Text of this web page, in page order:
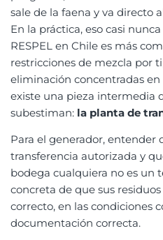
sale de la faena y va directo
En la práctica, eso casi
RESPEL en Chile es más
restricciones de mezcla por
eliminación concentradas en
existe una pieza intermedia
subestiman: la planta de
Para el generador, entender
transferencia autorizada y
bodega cualquiera no es un
concreta de que sus
correcto, en las condiciones
documentación correcta.